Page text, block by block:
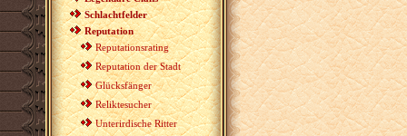
Schlachtfelder
Reputation
Reputationsrating
Reputation der Stadt
Glücksfänger
Reliktesucher
Unterirdische Ritter